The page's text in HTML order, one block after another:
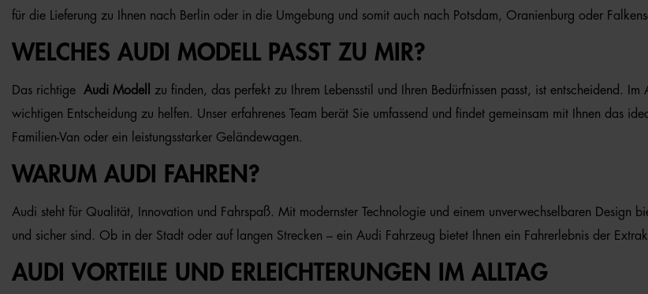
für die Lieferung zu Ihnen nach Berlin oder in die Umgebung und somit auch nach Potsdam, Oranienburg oder
WELCHES AUDI MODELL PASST ZU MIR?
Das richtige Audi Modell
zu finden, das perfekt zu Ihrem Lebensstil und Ihren Bedürfnissen passt, ist entscheidend.
wichtigen Entscheidung zu helfen. Unser erfahrenes Team berät Sie umfassend und findet gemeinsam mit Ihnen das
Familien-Van oder ein leistungsstarker Geländewagen.
WARUM AUDI FAHREN?
Audi steht für Qualität, Innovation und Fahrspaß. Mit modernster Technologie und einem unverwechselbaren Design
und sicher sind. Ob in der Stadt oder auf langen Strecken – ein Audi Fahrzeug bietet Ihnen ein Fahrerlebnis der
AUDI VORTEILE UND ERLEICHTERUNGEN IM ALLTAG